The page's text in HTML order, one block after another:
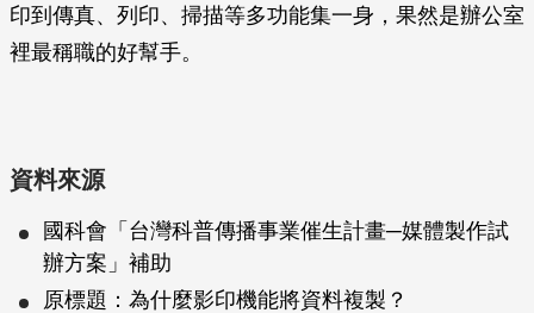
印到傳真、列印、掃描等多功能集一身，果然是辦公室
裡最稱職的好幫手。
資料來源
國科會「台灣科普傳播事業催生計畫─媒體製作試
辦方案」補助
原標題：為什麼影印機能將資料複製？